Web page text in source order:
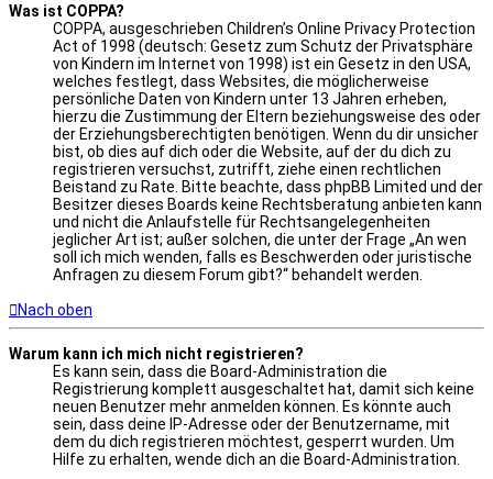
Was ist COPPA?
COPPA, ausgeschrieben Children’s Online Privacy Protection
Act of 1998 (deutsch: Gesetz zum Schutz der Privatsphäre
von Kindern im Internet von 1998) ist ein Gesetz in den USA,
welches festlegt, dass Websites, die möglicherweise
persönliche Daten von Kindern unter 13 Jahren erheben,
hierzu die Zustimmung der Eltern beziehungsweise des oder
der Erziehungsberechtigten benötigen. Wenn du dir unsicher
bist, ob dies auf dich oder die Website, auf der du dich zu
registrieren versuchst, zutrifft, ziehe einen rechtlichen
Beistand zu Rate. Bitte beachte, dass phpBB Limited und der
Besitzer dieses Boards keine Rechtsberatung anbieten kann
und nicht die Anlaufstelle für Rechtsangelegenheiten
jeglicher Art ist; außer solchen, die unter der Frage „An wen
soll ich mich wenden, falls es Beschwerden oder juristische
Anfragen zu diesem Forum gibt?“ behandelt werden.
Nach oben
Warum kann ich mich nicht registrieren?
Es kann sein, dass die Board-Administration die
Registrierung komplett ausgeschaltet hat, damit sich keine
neuen Benutzer mehr anmelden können. Es könnte auch
sein, dass deine IP-Adresse oder der Benutzername, mit
dem du dich registrieren möchtest, gesperrt wurden. Um
Hilfe zu erhalten, wende dich an die Board-Administration.